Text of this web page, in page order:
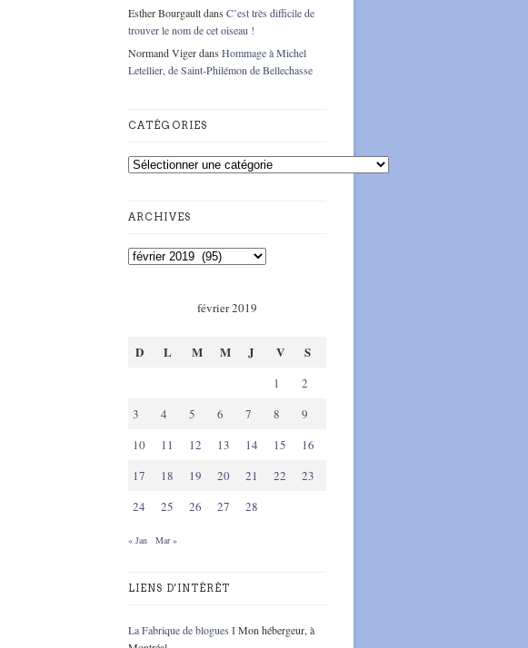
Esther Bourgaultdans C’est très difficile de
trouver le nom de cet oiseau !
Normand Vigerdans Hommage à Michel
Letellier, de Saint-Philémon de Bellechasse
CATÉGORIES
ARCHIVES
février 2019
D L M M J V S
1
2
3
4 5 6 7 8
9
10
11 12 13 14 15
16
17
18 19 20 21 22
23
24
25 26 27 28
« Jan Mar »
LIENS D'INTÉRÊT
La Fabrique de blogues IMon hébergeur, à